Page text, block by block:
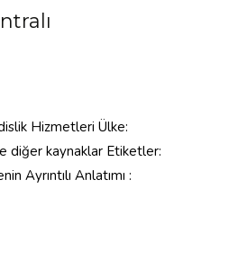
Hizmetleri Ülke:
diğer kaynaklar Etiketler:
Ayrıntılı Anlatımı :